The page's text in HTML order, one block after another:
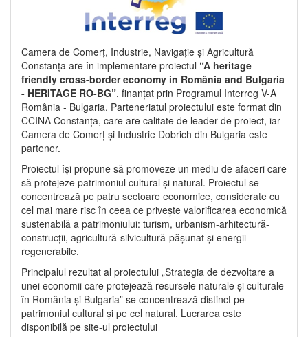
Camera de Comerț, Industrie, Navigație și Agricultură
Constanța are în implementare proiectul “A heritage
friendly cross-border economy in România and Bulgaria
- HERITAGE RO-BG”, finanțat prin Programul Interreg V-A
România - Bulgaria. Parteneriatul proiectului este format din
CCINA Constanța, care are calitate de leader de proiect, iar
Camera de Comerț și Industrie Dobrich din Bulgaria este
partener.
Proiectul își propune să promoveze un mediu de afaceri care
să protejeze patrimoniul cultural și natural. Proiectul se
concentrează pe patru sectoare economice, considerate cu
cel mai mare risc în ceea ce privește valorificarea economică
sustenabilă a patrimoniului: turism, urbanism-arhitectură-
construcții, agricultură-silvicultură-pășunat și energii
regenerabile.
Principalul rezultat al proiectului „Strategia de dezvoltare a
unei economii care protejează resursele naturale și culturale
în România și Bulgaria” se concentrează distinct pe
patrimoniul cultural și pe cel natural. Lucrarea este
disponibilă pe site-ul proiectului